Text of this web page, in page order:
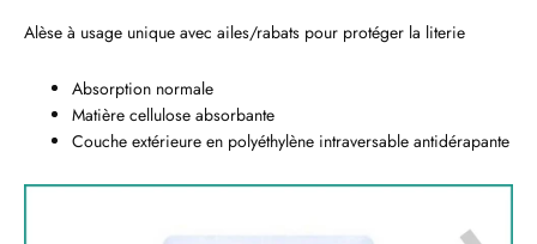
Alèse à usage unique avec ailes/rabats pour protéger la literie
Absorption normale
Matière cellulose absorbante
Couche extérieure en polyéthylène intraversable antidérapante